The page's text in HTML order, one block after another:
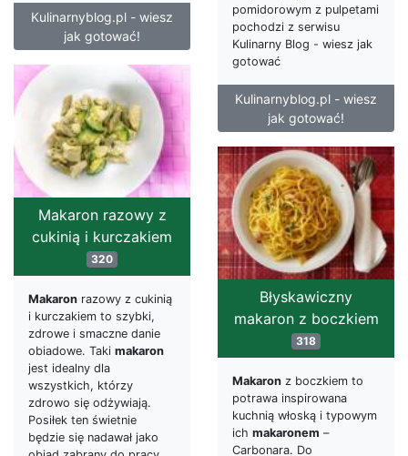
Kulinarnyblog.pl - wiesz
jak gotować!
pomidorowym z pulpetami
pochodzi z serwisu
Kulinarny Blog - wiesz jak
gotować
Kulinarnyblog.pl - wiesz
jak gotować!
Makaron razowy z
cukinią i kurczakiem
320
Makaron razowy z cukinią
i kurczakiem to szybki,
zdrowe i smaczne danie
obiadowe. Taki makaron
jest idealny dla
wszystkich, którzy
zdrowo się odżywiają.
Posiłek ten świetnie
będzie się nadawał jako
Błyskawiczny
makaron z boczkiem
318
Makaron z boczkiem to
potrawa inspirowana
kuchnią włoską i typowym
ich makaronem –
Carbonara. Do